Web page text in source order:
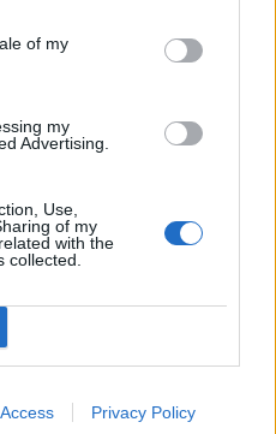
of my
my
Advertising.
Use,
of my
with the
collected.
Privacy Policy
dall'ex compagna